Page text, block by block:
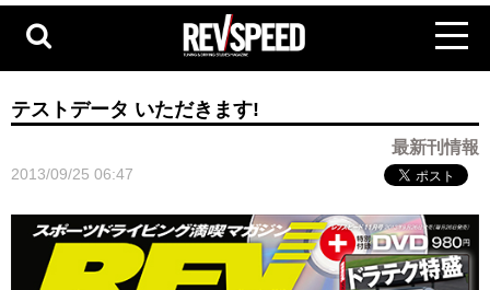
テストデータ いただきます!
最新刊情報
2013/09/25 06:47